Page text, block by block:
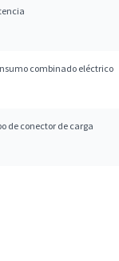
combinado eléctrico
de conector de carga